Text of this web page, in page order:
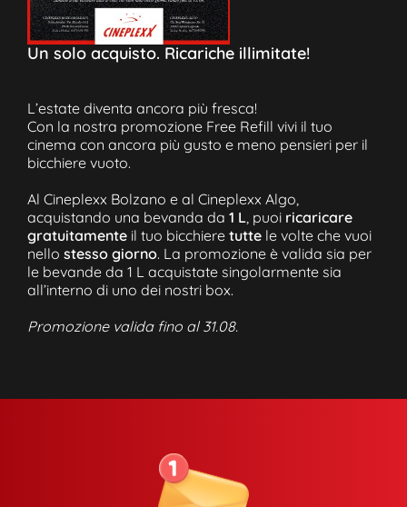
Un solo acquisto. Ricariche illimitate!
L’estate diventa ancora più fresca!
Con la nostra promozione Free Refill vivi il tuo
cinema con ancora più gusto e meno pensieri per il
bicchiere vuoto.
Al Cineplexx Bolzano e al Cineplexx Algo,
acquistando una bevanda da 1 L, puoi ricaricare
gratuitamente il tuo bicchiere tutte le volte che vuoi
nello stesso giorno. La promozione è valida sia per
le bevande da 1 L acquistate singolarmente sia
all’interno di uno dei nostri box.
Promozione valida fino al 31.08.